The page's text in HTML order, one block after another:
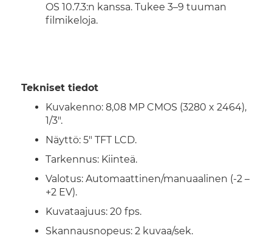
OS 10.7.3:n kanssa. Tukee 3–9 tuuman
filmikeloja.
Tekniset tiedot
Kuvakenno: 8,08 MP CMOS (3280 x 2464),
1/3".
Näyttö: 5" TFT LCD.
Tarkennus: Kiinteä.
Valotus: Automaattinen/manuaalinen (-2 –
+2 EV).
Kuvataajuus: 20 fps.
Skannausnopeus: 2 kuvaa/sek.